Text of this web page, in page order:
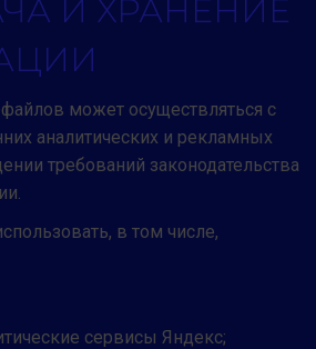
И ХРАНЕНИЕ
может осуществляться с
аналитических и рекламных
требований законодательства
в том числе,
сервисы Яндекс;